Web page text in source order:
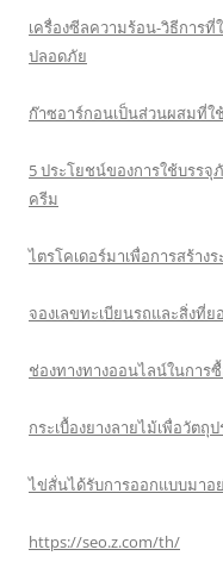
เครื่องซีลความร้อน-วิธีการ
ปลอดภัย
ก๊าซอาร์กอนเป็นส่วนผสมที่
5 ประโยชน์ของการใช้บร
ครีม
ไตรโคเดอร์มาเพื่อการสร้า
จองเลขทะเบียนรถและสิ่งที่
ช่องทางทางออนไลน์ในการ
กระเบื้องยางลายไม้เพื่อวัต
ไข่สั่นได้รับการออกแบบมาอ
https://seo.z.com/th/